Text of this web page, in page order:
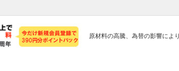
原材料の高騰、為替の影響によ